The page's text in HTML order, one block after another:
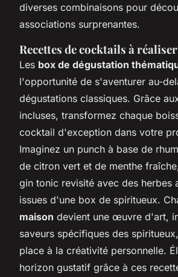
diverses combinaisons pour
associations surprenantes.
Recettes de cocktails à
Les box de dégustation
l'opportunité de s'aventurer au-
dégustations classiques. Grâce
incluses, transformez chaque
cocktail d'exception dans votre
Imaginez un punch à base de
de citron vert et de menthe
gin tonic revisité avec des herbes
issues d'une box de spiritueux.
maison devient une œuvre d'art,
saveurs spécifiques des
place à la créativité personnelle.
horizon gustatif grâce à ces